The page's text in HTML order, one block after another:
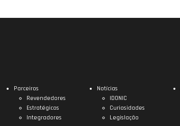
Parceiros
Revendedores
Estratégicos
Integradores
Notícias
IDONIC
Curiosidades
Legislação